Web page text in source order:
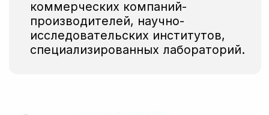
Остались вопросы?
оставьте заявку и наш
менеджер свяжется с